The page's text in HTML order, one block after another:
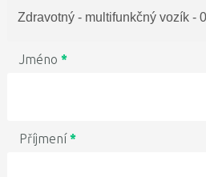
Jméno *
Příjmení*